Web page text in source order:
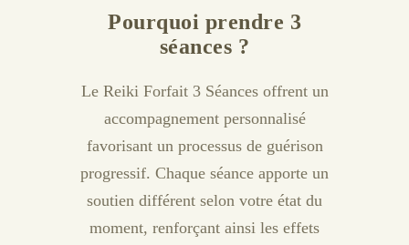
Pourquoi prendre 3
séances ?
Le Reiki Forfait 3 Séances offrent un
accompagnement personnalisé
favorisant un processus de guérison
progressif. Chaque séance apporte un
soutien différent selon votre état du
moment, renforçant ainsi les effets